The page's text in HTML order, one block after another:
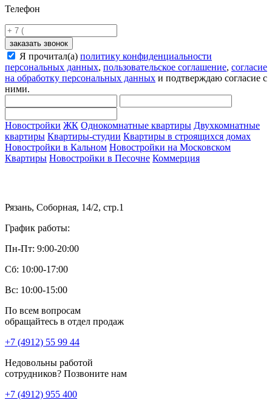
Телефон
заказать звонок
Я прочитал(а) политику конфиденциальности
персональных данных, пользовательское соглашение, согласие
на обработку персональных данных и подтверждаю согласие с
ними.
Новостройки ЖК Однокомнатные квартиры Двухкомнатные
квартиры Квартиры-студии Квартиры в строящихся домах
Новостройки в Кальном Новостройки на Московском
Квартиры Новостройки в Песочне Коммерция
Рязань, Соборная, 14/2, стр.1
График работы:
Пн-Пт: 9:00-20:00
Сб: 10:00-17:00
Вс: 10:00-15:00
По всем вопросам
обращайтесь в отдел продаж
+7 (4912) 55 99 44
Недовольны работой
сотрудников? Позвоните нам
+7 (4912) 955 400